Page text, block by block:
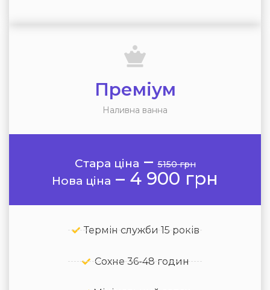
Преміум
Наливна ванна
Стара ціна –5150 грн
Нова ціна – 4 900 грн
Термін служби 15 років
Сохне 36-48 годин